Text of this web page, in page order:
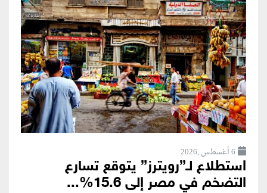
6 أغسطس ,2026
استطلاع لـ”رويترز” يتوقع تسارع
التضخم في مصر إلى 15.6%...